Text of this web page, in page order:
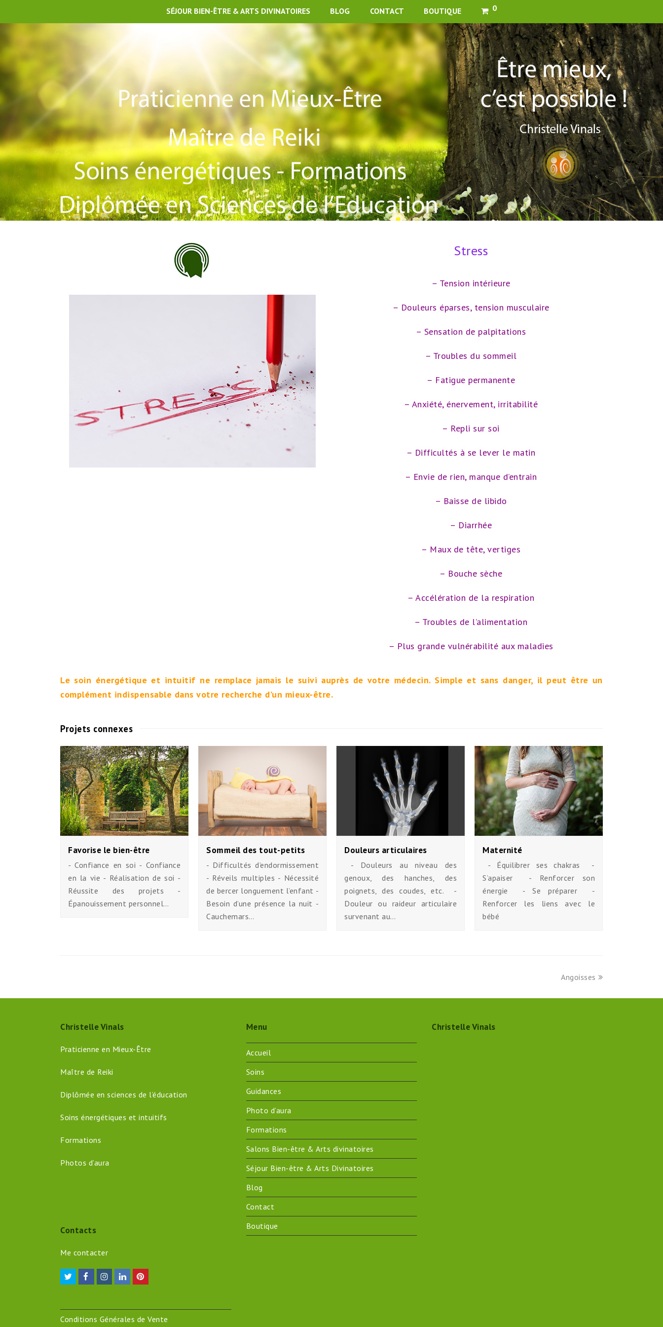
SÉJOUR BIEN-ÊTRE & ARTS DIVINATOIRES BLOG CONTACT BOUTIQUE 0
Stress
– Tension intérieure
– Douleurs éparses, tension musculaire
– Sensation de palpitations
– Troubles du sommeil
– Fatigue permanente
– Anxiété, énervement, irritabilité
– Repli sur soi
– Difficultés à se lever le matin
– Envie de rien, manque d’entrain
– Baisse de libido
– Diarrhée
– Maux de tête, vertiges
– Bouche sèche
– Accélération de la respiration
– Troubles de l’alimentation
– Plus grande vulnérabilité aux maladies
Le soin énergétique et intuitif ne remplace jamais le suivi auprès de votre médecin. Simple et sans danger, il peut être un
complément indispensable dans votre recherche d’un mieux-être.
Projets connexes
Favorise le bien-être
- Confiance en soi - Confiance
en la vie - Réalisation de soi -
Réussite des projets -
Épanouissement personnel…
Sommeil des tout-petits
- Difficultés d’endormissement
- Réveils multiples - Nécessité
de bercer longuement l’enfant -
Besoin d’une présence la nuit -
Cauchemars…
Douleurs articulaires
- Douleurs au niveau des
genoux, des hanches, des
poignets, des coudes, etc. -
Douleur ou raideur articulaire
survenant au…
Maternité
- Équilibrer ses chakras -
S’apaiser - Renforcer son
énergie - Se préparer -
Renforcer les liens avec le
bébé
next
Angoisses
Christelle Vinals
Praticienne en Mieux-Être
Maître de Reiki
Diplômée en sciences de l’éducation
Soins énergétiques et intuitifs
Formations
Photos d’aura
Contacts
Me contacter
TwitterFacebookInstagram
LinkedInPinterest
Conditions Générales de Vente
Menu
Accueil
Soins
Guidances
Photo d’aura
Formations
Salons Bien-être & Arts divinatoires
Séjour Bien-être & Arts Divinatoires
Blog
Contact
Boutique
Christelle Vinals